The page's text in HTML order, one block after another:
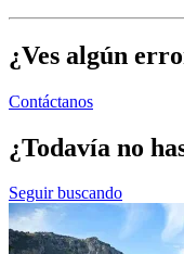
¿Ves algún
Contáctanos
¿Todavía no
Seguir buscando